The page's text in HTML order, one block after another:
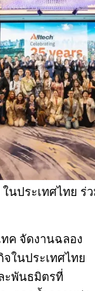
นประเทศไทย
ค จัดงานฉลอง
ในประเทศไทย
ะพันธมิตรที่